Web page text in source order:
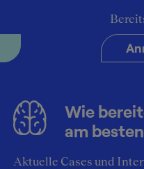
Wie
am
Aktuelle Cases und